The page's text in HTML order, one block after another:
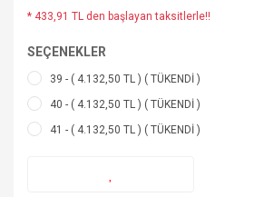
* 433,91 TL den başlayan taksitlerle!!
SEÇENEKLER
39 - ( 4.132,50 TL ) ( TÜKENDİ )
40 - ( 4.132,50 TL ) ( TÜKENDİ )
41 - ( 4.132,50 TL ) ( TÜKENDİ )